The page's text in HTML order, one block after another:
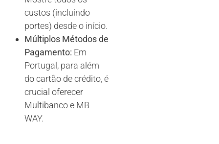
custos (incluindo
portes) desde o início.
Múltiplos Métodos de
Pagamento: Em
Portugal, para além
do cartão de crédito, é
crucial oferecer
Multibanco e MB
WAY.